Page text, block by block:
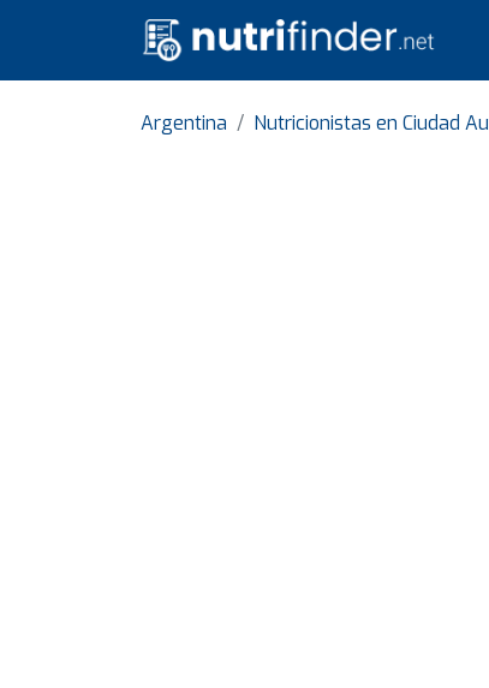
Argentina Nutricionistas en Ciudad